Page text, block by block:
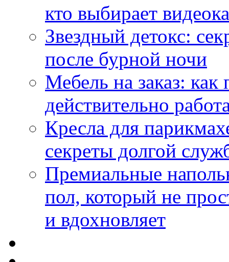
кто выбирает
Звездный детокс:
после бурной ночи
Мебель на заказ:
действительно
Кресла для
секреты долгой
Премиальные
пол, который не
и вдохновляет